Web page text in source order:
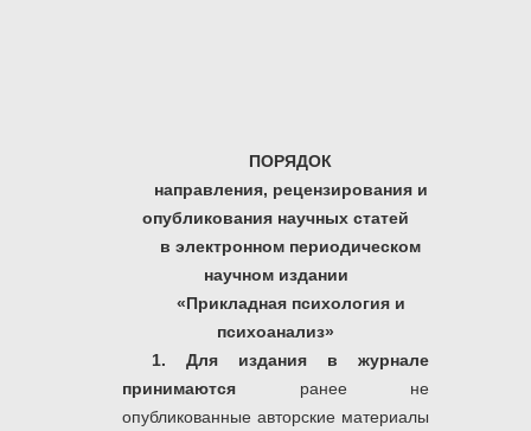
ПОРЯДОК
направления, рецензирования и
опубликования научных статей
в электронном периодическом
научном издании
«Прикладная психология и
психоанализ»
1. Для издания в журнале
принимаются ранее не
опубликованные авторские материалы